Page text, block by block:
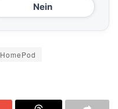
Nein
HomePod